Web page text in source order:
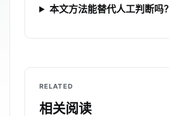
本文方法能替代人工判断吗？
RELATED
相关阅读